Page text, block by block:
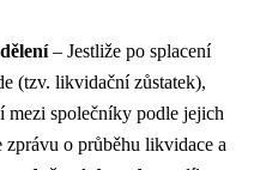
– Jestliže po splacení
(tzv. likvidační zůstatek),
mezi společníky podle jejich
o průběhu likvidace a